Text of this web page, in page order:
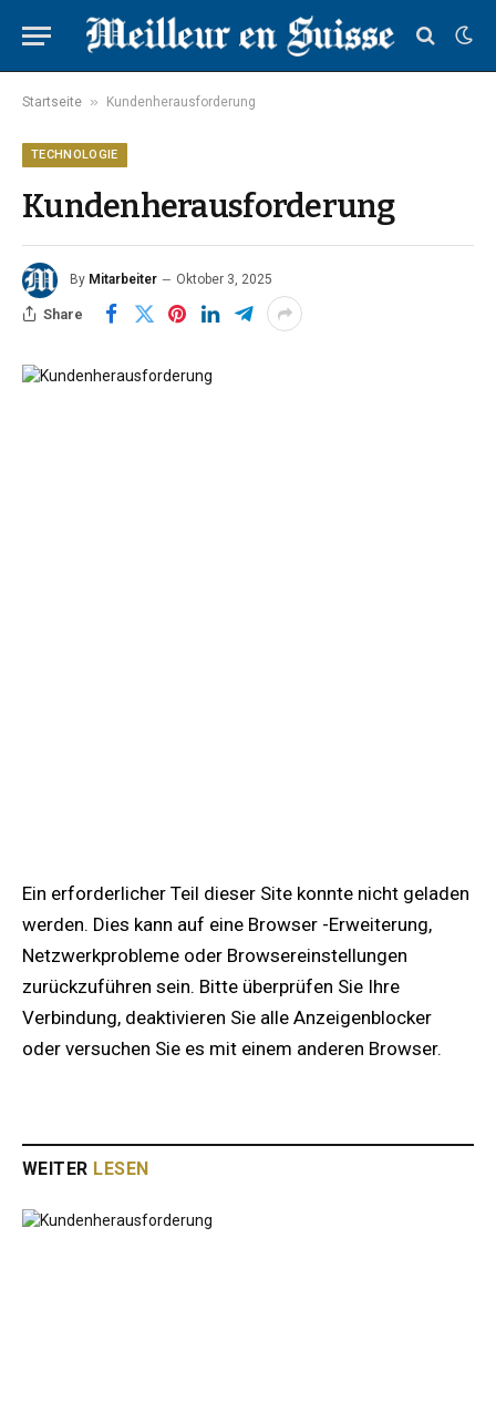
Startseite » Kundenherausforderung
TECHNOLOGIE
Kundenherausforderung
By Mitarbeiter Oktober 3, 2025
Share
Ein erforderlicher Teil dieser Site konnte nicht geladen
werden. Dies kann auf eine Browser -Erweiterung,
Netzwerkprobleme oder Browsereinstellungen
zurückzuführen sein. Bitte überprüfen Sie Ihre
Verbindung, deaktivieren Sie alle Anzeigenblocker
oder versuchen Sie es mit einem anderen Browser.
WEITER LESEN